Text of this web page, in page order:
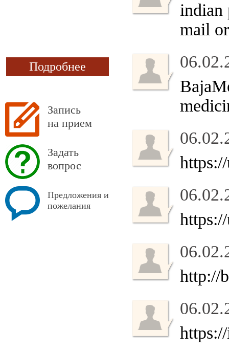
Подробнее
Запись
на прием
Задать
вопрос
Предложения и
пожелания
indian
mail
http://